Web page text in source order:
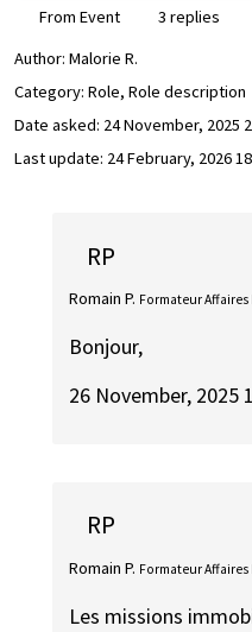
From Event 3 replies
Author: Malorie R.
Category: Role, Role description
Date asked: 24 November, 2025
Last update: 24 February, 2026
RP
Romain P. Formateur Affaires
Bonjour,
26 November, 2025
RP
Romain P. Formateur Affaires
Les missions